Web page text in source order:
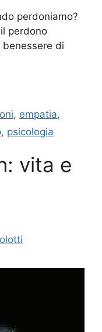
perdoniamo?
perdono
benessere di
, empatia,
, psicologia
vita e